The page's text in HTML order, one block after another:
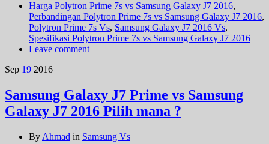
Harga Polytron Prime 7s vs Samsung Galaxy J7 2016,
Perbandingan Polytron Prime 7s vs Samsung Galaxy J7 2016,
Polytron Prime 7s Vs, Samsung Galaxy J7 2016 Vs,
Spesifikasi Polytron Prime 7s vs Samsung Galaxy J7 2016
Leave comment
Sep 19 2016
Samsung Galaxy J7 Prime vs Samsung
Galaxy J7 2016 Pilih mana ?
By Ahmad in Samsung Vs